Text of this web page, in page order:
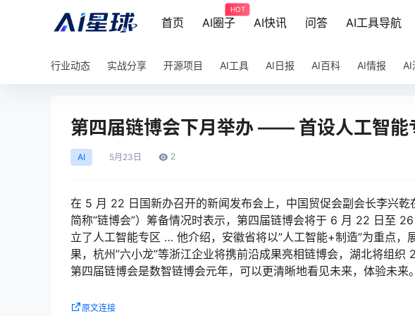
首页 AI圈子
HOT
AI快讯 问答 AI工具导航
行业动态 实战分享 开源项目 AI工具 AI日报 AI百科 AI情报 AI
第四届链博会下月举办 —— 首设人工智能
AI 5月 23日 2
在 5 月 22 日国新办召开的新闻发布会上，中国贸促会副会长李兴
简称”链博会”）筹备情况时表示，第四届链博会将于 6 月 22 日至
立了人工智能专区 … 他介绍，安徽省将以”人工智能+制造”为重点，
果，杭州”六小龙”等浙江企业将携前沿成果亮相链博会，湖北将组
第四届链博会是数智链博会元年，可以更清晰地看见未来，体验未来。
原文连接